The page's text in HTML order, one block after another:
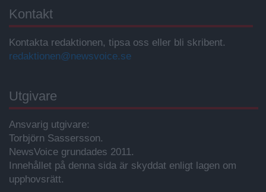
Kontakt
Kontakta redaktionen, tipsa oss eller bli skribent.
redaktionen@newsvoice.se
Utgivare
Ansvarig utgivare:
Torbjörn Sassersson.
NewsVoice grundades 2011.
Innehållet på denna sida är skyddat enligt lagen om
upphovsrätt.